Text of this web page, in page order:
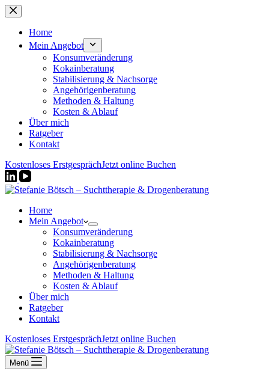
Zum
Inhalt
springenHome
Mein Angebot
Konsumveränderung
Kokainberatung
Stabilisierung & Nachsorge
Angehörigenberatung
Methoden & Haltung
Kosten & Ablauf
Über mich
Ratgeber
Kontakt
Kostenloses ErstgesprächJetzt online Buchen
Home
Mein Angebot
Konsumveränderung
Kokainberatung
Stabilisierung & Nachsorge
Angehörigenberatung
Methoden & Haltung
Kosten & Ablauf
Über mich
Ratgeber
Kontakt
Kostenloses ErstgesprächJetzt online Buchen
Menü